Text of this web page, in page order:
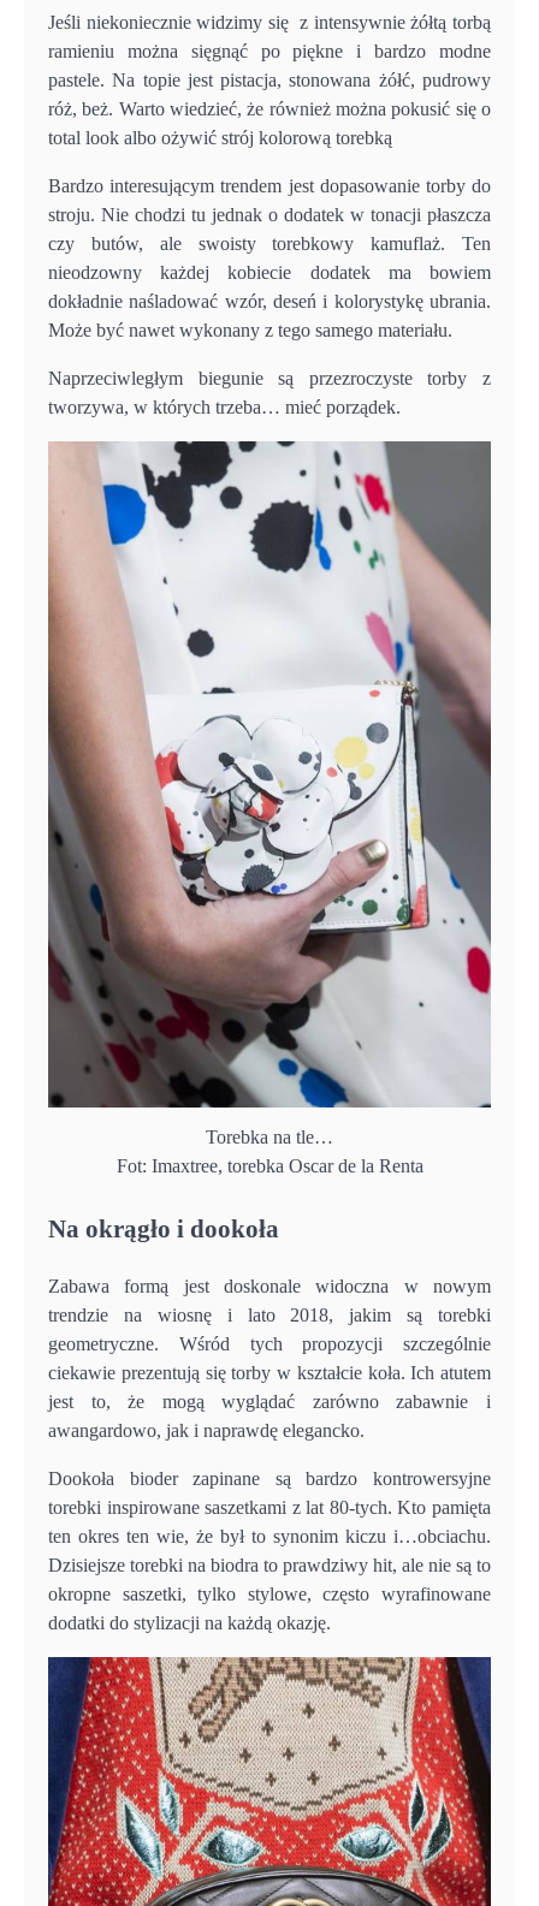
Jeśli niekoniecznie widzimy się z intensywnie żółtą torbą
ramieniu można sięgnąć po piękne i bardzo modne
pastele. Na topie jest pistacja, stonowana żółć, pudrowy
róż, beż. Warto wiedzieć, że również można pokusić się o
total look albo ożywić strój kolorową torebką
Bardzo interesującym trendem jest dopasowanie torby do
stroju. Nie chodzi tu jednak o dodatek w tonacji płaszcza
czy butów, ale swoisty torebkowy kamuflaż. Ten
nieodzowny każdej kobiecie dodatek ma bowiem
dokładnie naśladować wzór, deseń i kolorystykę ubrania.
Może być nawet wykonany z tego samego materiału.
Naprzeciwległym biegunie są przezroczyste torby z
tworzywa, w których trzeba… mieć porządek.
Torebka na tle…
Fot: Imaxtree, torebka Oscar de la Renta
Na okrągło i dookoła
Zabawa formą jest doskonale widoczna w nowym
trendzie na wiosnę i lato 2018, jakim są torebki
geometryczne. Wśród tych propozycji szczególnie
ciekawie prezentują się torby w kształcie koła. Ich atutem
jest to, że mogą wyglądać zarówno zabawnie i
awangardowo, jak i naprawdę elegancko.
Dookoła bioder zapinane są bardzo kontrowersyjne
torebki inspirowane saszetkami z lat 80-tych. Kto pamięta
ten okres ten wie, że był to synonim kiczu i…obciachu.
Dzisiejsze torebki na biodra to prawdziwy hit, ale nie są to
okropne saszetki, tylko stylowe, często wyrafinowane
dodatki do stylizacji na każdą okazję.